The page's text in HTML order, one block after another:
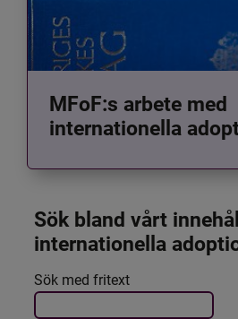
MFoF:s arbete med
internationella
Sök bland vårt
internationella
Filtrera resultatet
Det här formuläret postas
Sök med fritext